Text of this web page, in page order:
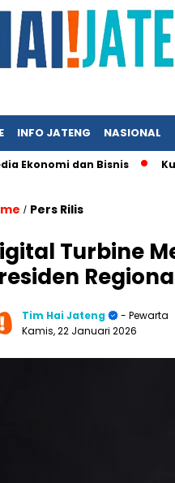
INFO JATENG NASIONAL
dan Bisnis Kunci
/ Pers Rilis
Turbine
Tim Hai Jateng
- Pewarta
Kamis, 22 Januari 2026